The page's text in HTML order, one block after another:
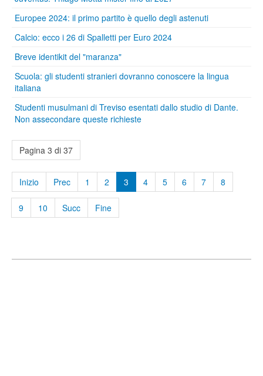
Europee 2024: il primo partito è quello degli astenuti
Calcio: ecco i 26 di Spalletti per Euro 2024
Breve identikit del "maranza"
Scuola: gli studenti stranieri dovranno conoscere la lingua
italiana
Studenti musulmani di Treviso esentati dallo studio di Dante.
Non assecondare queste richieste
Pagina 3 di 37
Inizio Prec 1 2 3 4 5 6 7 8
9 10 Succ Fine